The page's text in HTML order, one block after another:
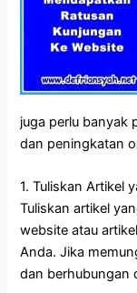
juga perlu banyak
dan peningkatan
1. Tuliskan Artikel
Tuliskan artikel
website atau
Anda. Jika
dan berhubungan